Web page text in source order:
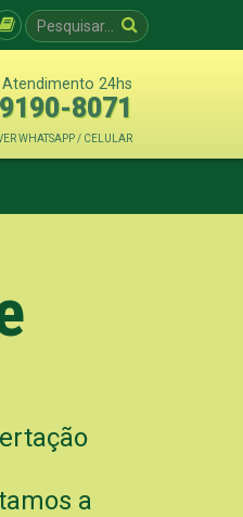
Atendimento 24hs
8071
WHATSAPP / CELULAR
a